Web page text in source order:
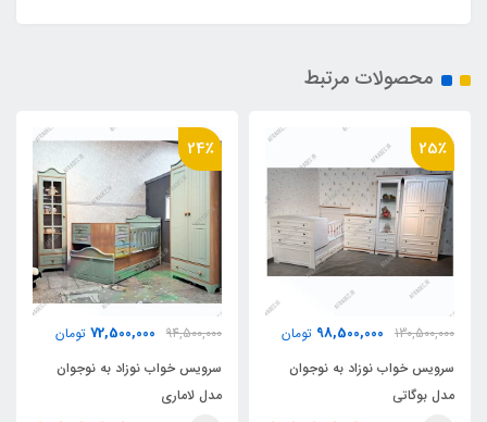
محصولات مرتبط
25٪
130,500,000
98,500,000 تومان
سرویس خواب نوزاد به نوجوان
مدل بوگاتی
24٪
94,500,000
72,500,000 تومان
سرویس خواب نوزاد به نوجوان
مدل لاماری